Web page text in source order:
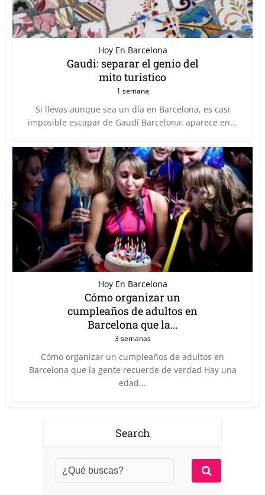
Hoy En Barcelona
Gaudi: separar el genio del
mito turistico
1 semana
Si llevas aunque sea un día en Barcelona, es casi
imposible escapar de Gaudí Barcelona: aparece en...
Hoy En Barcelona
Cómo organizar un
cumpleaños de adultos en
Barcelona que la...
3 semanas
Cómo organizar un cumpleaños de adultos en
Barcelona que la gente recuerde de verdad Hay una
edad...
Search